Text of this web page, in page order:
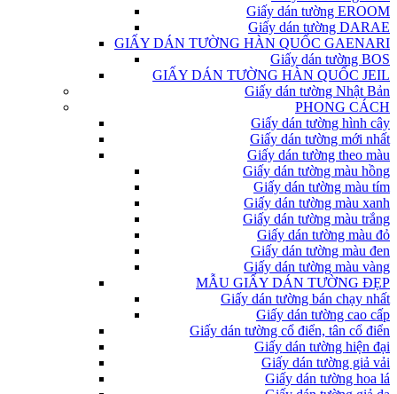
Giấy dán tường EROOM
Giấy dán tường DARAE
GIẤY DÁN TƯỜNG HÀN QUỐC GAENARI
Giấy dán tường BOS
GIẤY DÁN TƯỜNG HÀN QUỐC JEIL
Giấy dán tường Nhật Bản
PHONG CÁCH
Giấy dán tường hình cây
Giấy dán tường mới nhất
Giấy dán tường theo màu
Giấy dán tường màu hồng
Giấy dán tường màu tím
Giấy dán tường màu xanh
Giấy dán tường màu trắng
Giấy dán tường màu đỏ
Giấy dán tường màu đen
Giấy dán tường màu vàng
MẪU GIẤY DÁN TƯỜNG ĐẸP
Giấy dán tường bán chạy nhất
Giấy dán tường cao cấp
Giấy dán tường cổ điển, tân cổ điển
Giấy dán tường hiện đại
Giấy dán tường giả vải
Giấy dán tường hoa lá